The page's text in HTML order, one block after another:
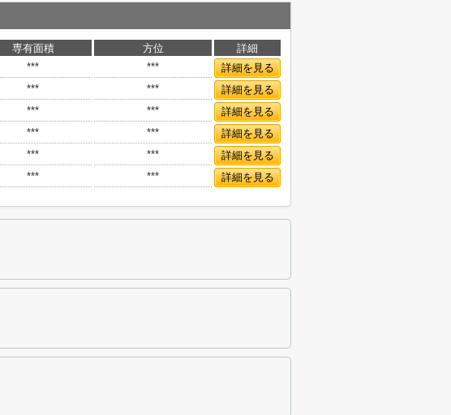
専有面積 方位
詳細
*** ***
詳細を見る
*** ***
詳細を見る
*** ***
詳細を見る
*** ***
詳細を見る
*** ***
詳細を見る
*** *** 詳細を見る